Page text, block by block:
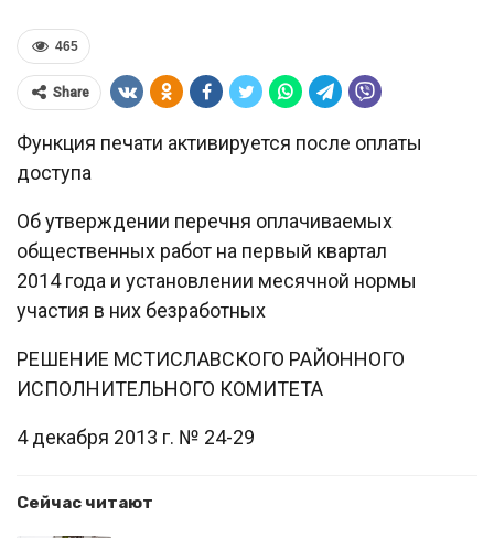
465
Share
Функция печати активируется после оплаты
доступа
Об утверждении перечня оплачиваемых
общественных работ на первый квартал
2014 года и установлении месячной нормы
участия в них безработных
РЕШЕНИЕ МСТИСЛАВСКОГО РАЙОННОГО
ИСПОЛНИТЕЛЬНОГО КОМИТЕТА
4 декабря 2013 г. № 24-29
Сейчас читают